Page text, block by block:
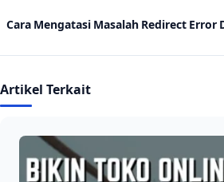
Cara Mengatasi Masalah Redirect Error
Artikel Terkait